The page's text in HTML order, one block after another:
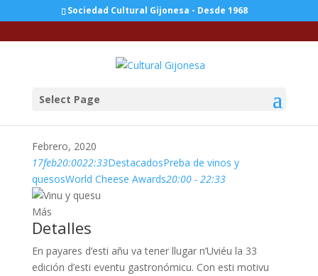
Sociedad Cultural Gijonesa - Desde 1968
Select Page
Febrero, 2020
17feb20:0022:33DestacadosPreba de vinos y
quesosWorld Cheese Awards20:00 - 22:33
Más
Detalles
En payares d’esti añu va tener llugar n’Uviéu la 33
edición d’esti eventu gastronómicu. Con esti motivu